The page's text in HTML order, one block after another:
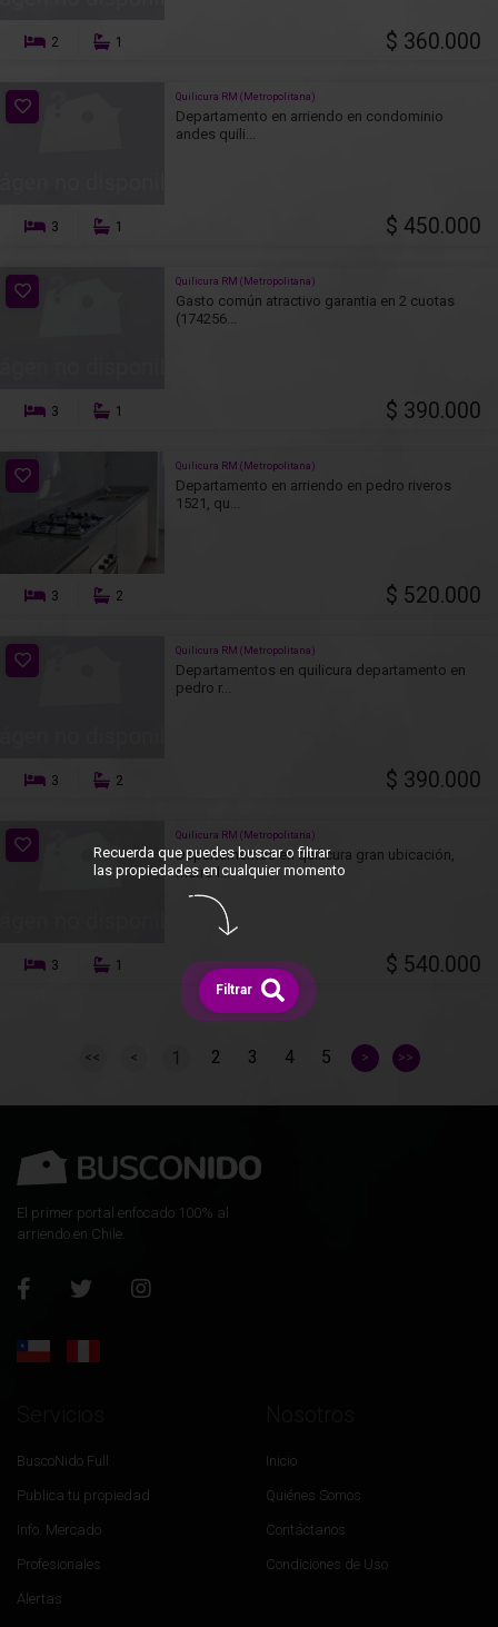
2 1 $ 360.000
Quilicura RM (Metropolitana)
Departamento en arriendo en condominio
andes quili...
3 1 $ 450.000
Quilicura RM (Metropolitana)
Gasto común atractivo garantia en 2 cuotas
(174256...
3 1 $ 390.000
Quilicura RM (Metropolitana)
Departamento en arriendo en pedro riveros
1521, qu...
3 2 $ 520.000
Quilicura RM (Metropolitana)
Departamentos en quilicura departamento en
pedro r...
3 2 $ 390.000
Quilicura RM (Metropolitana)
Departamentos en quilicura gran ubicación,
metro l...
3 1 $ 540.000
<< < 1 2 3 4 5 > >>
El primer portal enfocado 100% al
arriendo en Chile.
BuscoNido Full
Publica tu propiedad
Info. Mercado
Profesionales
Alertas
Inicio
Quiénes Somos
Contáctanos
Condiciones de Uso
Recuerda que puedes buscar o filtrar
las propiedades en cualquier momento
Filtrar